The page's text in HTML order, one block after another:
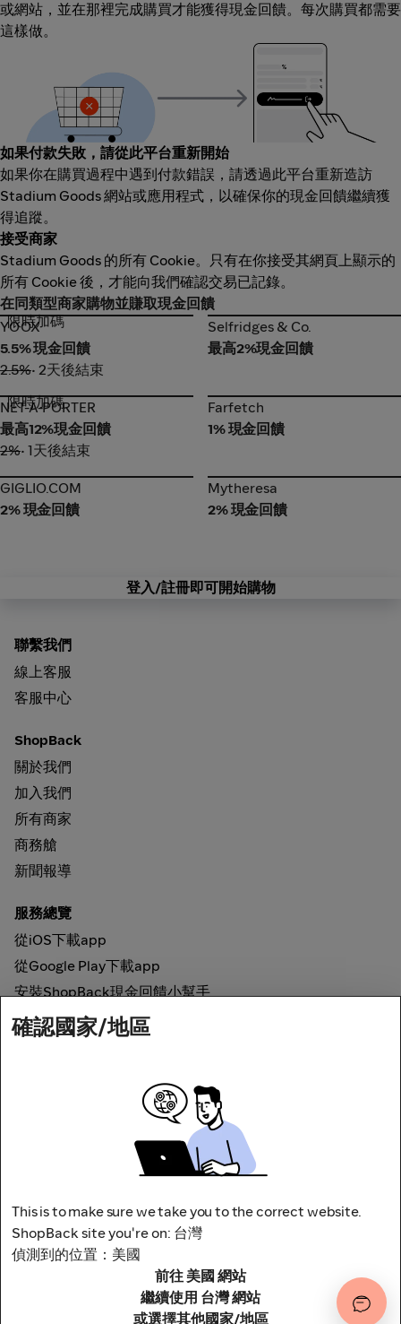
或網站，並在那裡完成購買才能獲得現金回饋。每次購買都需要
這樣做。
如果付款失敗，請從此平台重新開始
如果你在購買過程中遇到付款錯誤，請透過此平台重新造訪
Stadium Goods 網站或應用程式，以確保你的現金回饋繼續獲
得追蹤。
接受商家
Stadium Goods 的所有 Cookie。只有在你接受其網頁上顯示的
所有 Cookie 後，才能向我們確認交易已記錄。
在同類型商家購物並賺取現金回饋
YOOX
限時加碼
YOOX
5.5% 現金回饋
2.5%• 2天後結束
Selfridges & Co.
Selfridges & Co.
最高2%現金回饋
NET-A-PORTER
限時加碼
NET-A-PORTER
最高12%現金回饋
2%• 1天後結束
Farfetch
Farfetch
1% 現金回饋
GIGLIO.COM
GIGLIO.COM
2% 現金回饋
Mytheresa
Mytheresa
2% 現金回饋
登入/註冊即可開始購物
聯繫我們
線上客服
客服中心
ShopBack
關於我們
加入我們
所有商家
商務艙
新聞報導
服務總覽
從iOS下載app
從Google Play下載app
安裝ShopBack現金回饋小幫手
如何運作
地址：台北市松山區南京東路四段1號8樓
隱私權政策
確認國家/地區
This is to make sure we take you to the correct website.
ShopBack site you're on: 台灣
偵測到的位置：美國
前往 美國 網站
繼續使用 台灣 網站
或選擇其他國家/地區